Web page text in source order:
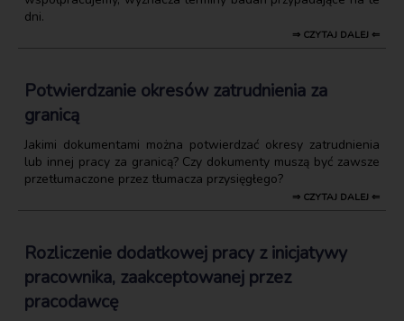
dni.
⇒ CZYTAJ DALEJ ⇐
Potwierdzanie okresów zatrudnienia za
granicą
Jakimi dokumentami można potwierdzać okresy zatrudnienia
lub innej pracy za granicą? Czy dokumenty muszą być zawsze
przetłumaczone przez tłumacza przysięgłego?
⇒ CZYTAJ DALEJ ⇐
Rozliczenie dodatkowej pracy z inicjatywy
pracownika, zaakceptowanej przez
pracodawcę